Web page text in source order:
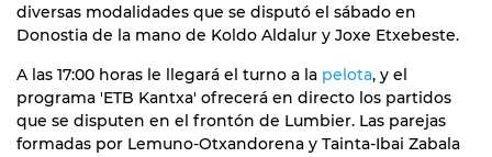
diversas modalidades que se disputó el sábado en
Donostia de la mano de Koldo Aldalur y Joxe Etxebeste.
A las 17:00 horas le llegará el turno a la pelota, y el
programa 'ETB Kantxa' ofrecerá en directo los partidos
que se disputen en el frontón de Lumbier. Las parejas
formadas por Lemuno-Otxandorena y Tainta-Ibai Zabala